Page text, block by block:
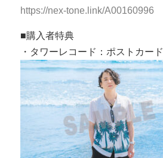
https://nex-tone.link/A00160996
■購入者特典
・タワーレコード：ポストカード